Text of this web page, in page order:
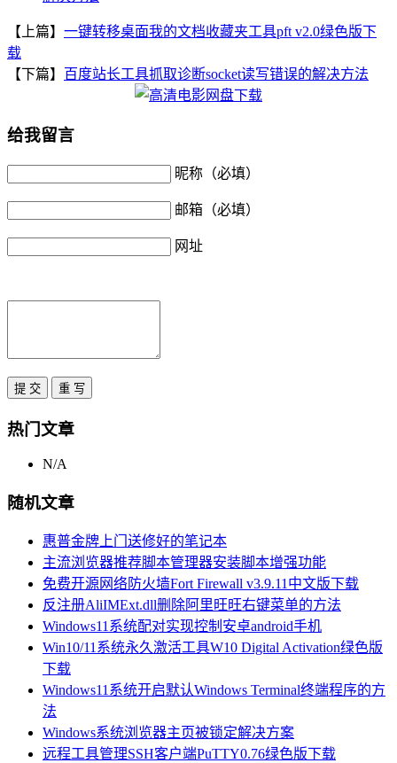
【上篇】 一键转移桌面我的文档收藏夹工具pft v2.0绿色版下
载
【下篇】 百度站长工具抓取诊断socket读写错误的解决方法
给我留言
昵称（必填）
邮箱（必填）
网址
热门文章
N/A
随机文章
惠普金牌上门送修好的笔记本
主流浏览器推荐脚本管理器安装脚本增强功能
免费开源网络防火墙Fort Firewall v3.9.11中文版下载
反注册AliIMExt.dll删除阿里旺旺右键菜单的方法
Windows11系统配对实现控制安卓android手机
Win10/11系统永久激活工具W10 Digital Activation绿色版
下载
Windows11系统开启默认Windows Terminal终端程序的方
法
Windows系统浏览器主页被锁定解决方案
远程工具管理SSH客户端PuTTY0.76绿色版下载